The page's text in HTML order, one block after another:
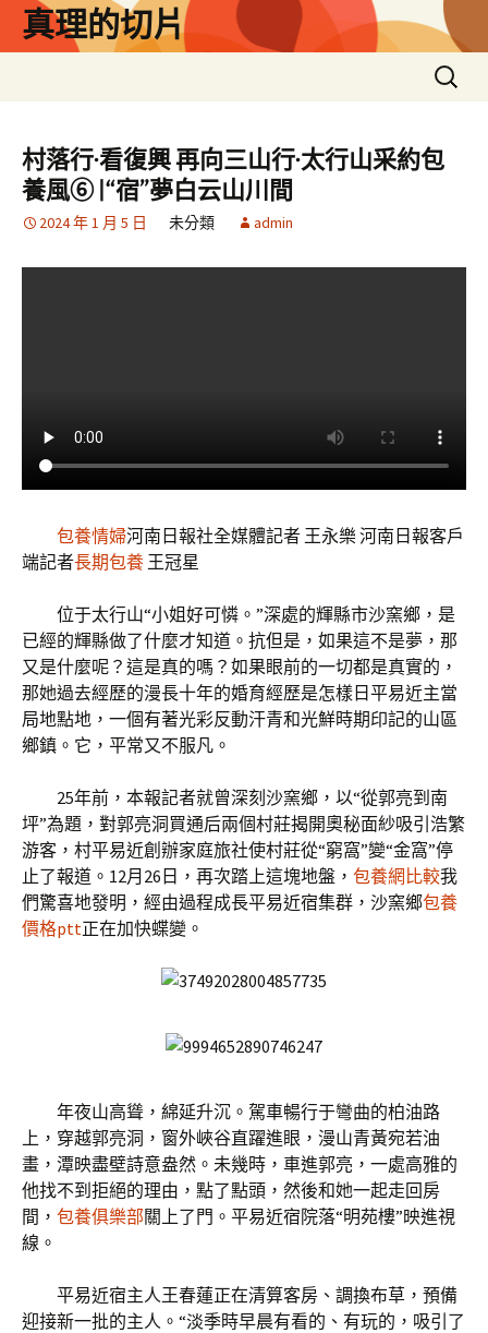
真理的切片
搜
尋
鍵
字:
村落行·看復興 再向三山行·太行山采約包
養風⑥ |“宿”夢白云山川間
2024 年 1 月 5 日 未分類 admin
包養情婦河南日報社全媒體記者 王永樂 河南日報客戶
端記者長期包養 王冠星
位于太行山“小姐好可憐。”深處的輝縣市沙窯鄉，是
已經的輝縣做了什麼才知道。抗但是，如果這不是夢，那
又是什麼呢？這是真的嗎？如果眼前的一切都是真實的，
那她過去經歷的漫長十年的婚育經歷是怎樣日平易近主當
局地點地，一個有著光彩反動汗青和光鮮時期印記的山區
鄉鎮。它，平常又不服凡。
25年前，本報記者就曾深刻沙窯鄉，以“從郭亮到南
坪”為題，對郭亮洞買通后兩個村莊揭開奧秘面紗吸引浩繁
游客，村平易近創辦家庭旅社使村莊從“窮窩”變“金窩”停
止了報道。12月26日，再次踏上這塊地盤， 包養網比較我
們驚喜地發明，經由過程成長平易近宿集群，沙窯鄉包養
價格ptt正在加快蝶變。
年夜山高聳，綿延升沉。駕車暢行于彎曲的柏油路
上，穿越郭亮洞，窗外峽谷直躍進眼，漫山青黃宛若油
畫，潭映盡壁詩意盎然。未幾時，車進郭亮，一處高雅的
他找不到拒絕的理由，點了點頭，然後和她一起走回房
間， 包養俱樂部關上了門。平易近宿院落“明苑樓”映進視
線。
平易近宿主人王春蓮正在清算客房、調換布草，預備
迎接新一批的主人。“淡季時早晨有看的、有玩的，吸引了